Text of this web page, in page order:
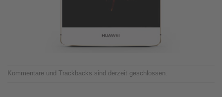
Kommentare und Trackbacks sind derzeit geschlossen.